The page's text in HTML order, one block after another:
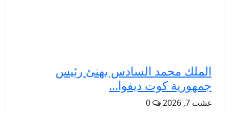
الملك محمد السادس يهنئ رئيس
جمهورية كوت ديفوا...
غشت 7, 2026 0